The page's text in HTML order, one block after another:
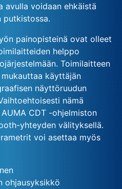
avulla voidaan ehkäistä
putkistossa.
painopisteinä ovat olleet
helppo
Toimilaitteen
käyttäjän
näyttöruudun
nämä
CDT -ohjelmiston
yhteyden välityksellä.
voi asettaa myös
ohjausyksikkö